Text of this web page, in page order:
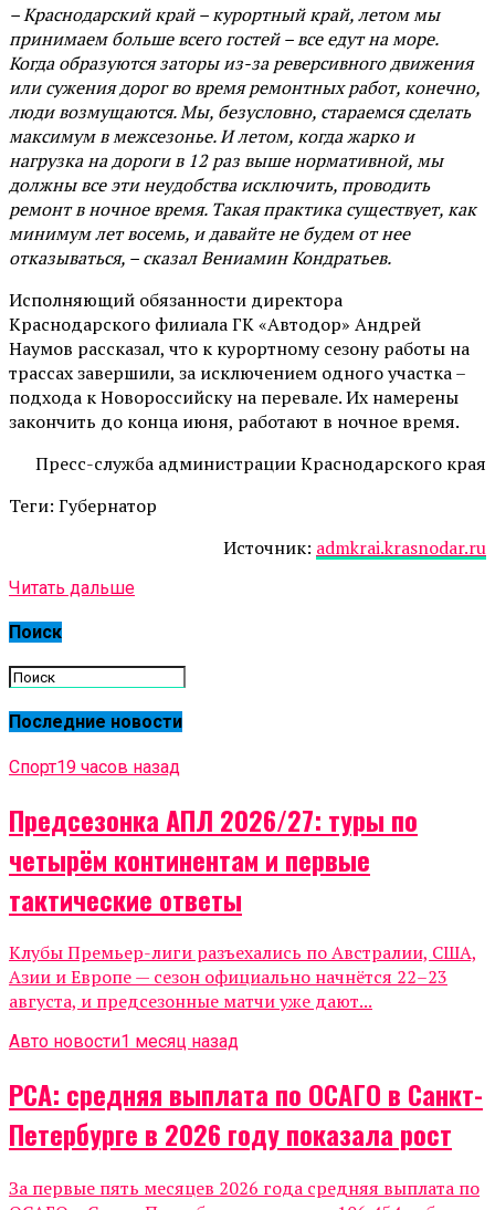
– Краснодарский край – курортный край, летом мы
принимаем больше всего гостей – все едут на море.
Когда образуются заторы из-за реверсивного движения
или сужения дорог во время ремонтных работ, конечно,
люди возмущаются. Мы, безусловно, стараемся сделать
максимум в межсезонье. И летом, когда жарко и
нагрузка на дороги в 12 раз выше нормативной, мы
должны все эти неудобства исключить, проводить
ремонт в ночное время. Такая практика существует, как
минимум лет восемь, и давайте не будем от нее
отказываться, – сказал Вениамин Кондратьев.
Исполняющий обязанности директора
Краснодарского филиала ГК «Автодор» Андрей
Наумов рассказал, что к курортному сезону работы на
трассах завершили, за исключением одного участка –
подхода к Новороссийску на перевале. Их намерены
закончить до конца июня, работают в ночное время.
Пресс-служба администрации Краснодарского края
Теги: Губернатор
Источник: admkrai.krasnodar.ru
Читать дальше
Поиск
Последние новости
Спорт19 часов назад
Предсезонка АПЛ 2026/27: туры по
четырём континентам и первые
тактические ответы
Клубы Премьер-лиги разъехались по Австралии, США,
Азии и Европе — сезон официально начнётся 22–23
августа, и предсезонные матчи уже дают...
Авто новости1 месяц назад
РСА: средняя выплата по ОСАГО в Санкт-
Петербурге в 2026 году показала рост
За первые пять месяцев 2026 года средняя выплата по